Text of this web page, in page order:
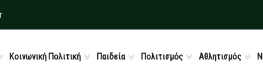
Κοινωνική Πολιτική Παιδεία Πολιτισμός Αθλητισμός